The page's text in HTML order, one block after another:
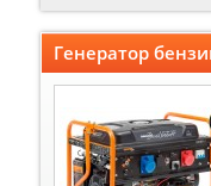
Генератор